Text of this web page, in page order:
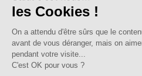
SE-Unsa est un syndicat de l’UNSA